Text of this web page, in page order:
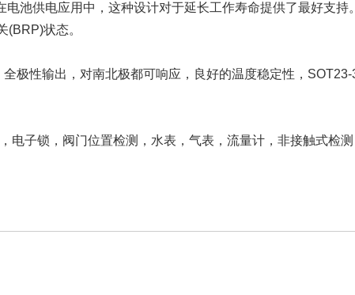
电池供电应用中，这种设计对于延长工作寿命提供了最好支
状态。
极性输出，对南北极都可响应，良好的温度稳定性，
电子锁，阀门位置检测，水表，气表，流量计，非接触式检测